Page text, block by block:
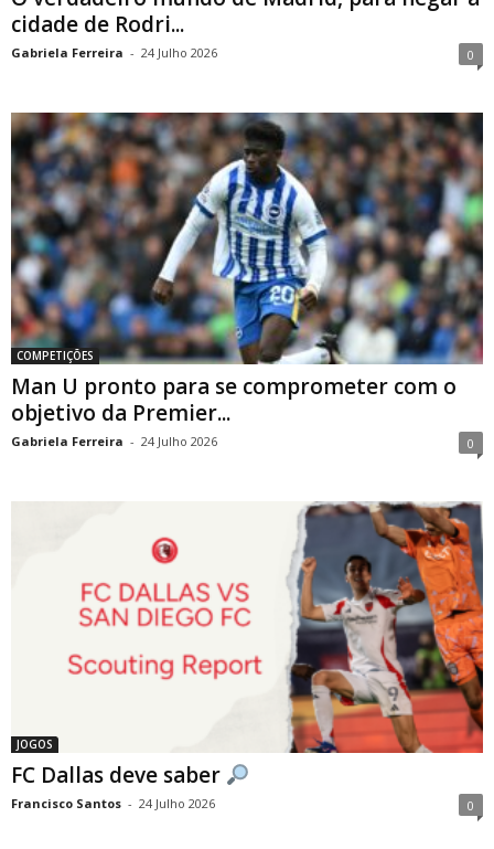
cidade de Rodri...
Gabriela Ferreira - 24 Julho 2026 0
COMPETIÇÕES
Man U pronto para se comprometer com o
objetivo da Premier...
Gabriela Ferreira - 24 Julho 2026 0
JOGOS
FC Dallas deve saber
Francisco Santos - 24 Julho 2026 0